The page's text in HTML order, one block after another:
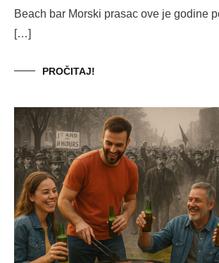
Beach bar Morski prasac ove je godine
[…]
PROČITAJ!